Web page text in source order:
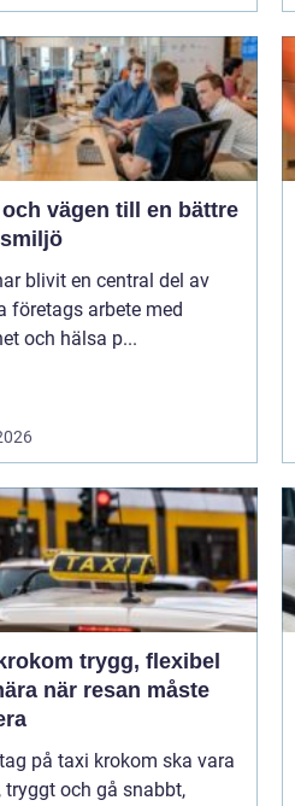
vägen till en bättre
blivit en central del av
företags arbete med
och hälsa p...
trygg, flexibel
när resan måste
på taxi krokom ska vara
tryggt och gå snabbt,